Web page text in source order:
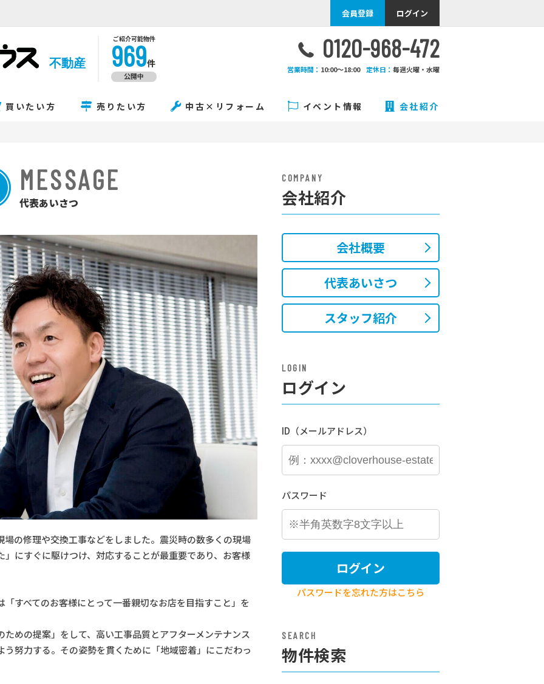
会員登録 ログイン
不動産
ご紹介可能物件
969件
公開中
0120-968-472
営業時間： 10:00〜18:00 定休日： 毎週火曜・水曜
買いたい方 売りたい方 中古×リフォーム イベント情報 会社紹介
MESSAGE
代表あいさつ
の修理や交換工事などをしました。震災時の数多くの現場
にすぐに駆けつけ、対応することが最重要であり、お客様
すべてのお客様にとって一番親切なお店を目指すこと」を
めの提案」をして、高い工事品質とアフターメンテナンス
努力する。その姿勢を貫くために「地域密着」にこだわっ
COMPANY
会社紹介
会社概要
代表あいさつ
スタッフ紹介
LOGIN
ログイン
ID（メールアドレス）
パスワード
ログイン
パスワードを忘れた方はこちら
SEARCH
物件検索